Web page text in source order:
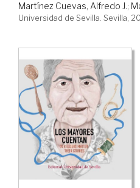
Martínez Cuevas, Alfredo J.;
Universidad de Sevilla. Sevilla,